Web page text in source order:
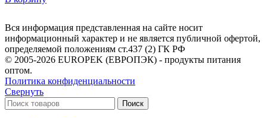
Вся информация представленная на сайте носит
информационный характер и не является публичной офертой,
определяемой положениям ст.437 (2) ГК РФ
© 2005-2026 EUROPEK (ЕВРОПЭК) - продукты питания
оптом.
Политика конфиденциальности
Свернуть
Поиск